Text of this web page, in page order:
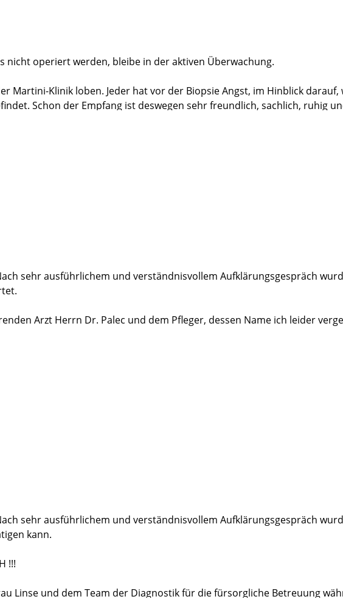
nicht operiert werden, bleibe in der aktiven Überwachung.
Martini-Klinik loben. Jeder hat vor der Biopsie Angst, im Hinblick
Schon der Empfang ist deswegen sehr freundlich, sachlich, ruhig
das Bild des MRT und das Bild des rektalen Ultraschalls werden
Übertherapien werden vermieden.
sehr ausführlichem und verständnisvollem Aufklärungsgespräch
Arzt Herrn Dr. Palec und dem Pfleger, dessen Name ich leider
während und nach der Behandlung, möchte ich mich ganz
sehr ausführlichem und verständnisvollem Aufklärungsgespräch
kann.
!!!
Linse und dem Team der Diagnostik für die fürsorgliche Betreuung